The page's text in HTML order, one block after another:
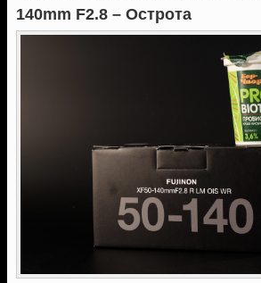
140mm F2.8 – Острота